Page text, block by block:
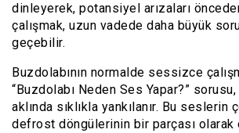
dinleyerek, potansiyel arızaları
çalışmak, uzun vadede daha büyük
geçebilir.
Buzdolabının normalde sessizce
“Buzdolabı Neden Ses Yapar?” sorusu,
aklında sıklıkla yankılanır. Bu seslerin
defrost döngülerinin bir parçası olarak